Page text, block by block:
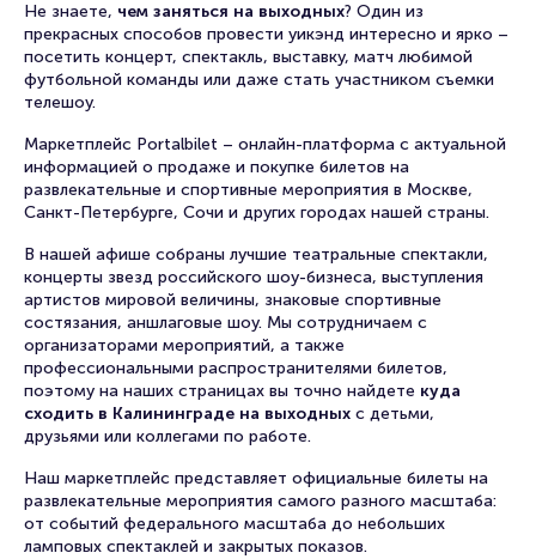
Не знаете, чем заняться на выходных? Один из
прекрасных способов провести уикэнд интересно и ярко –
посетить концерт, спектакль, выставку, матч любимой
футбольной команды или даже стать участником съемки
телешоу.
Маркетплейс Portalbilet – онлайн-платформа с актуальной
информацией о продаже и покупке билетов на
развлекательные и спортивные мероприятия в Москве,
Санкт-Петербурге, Сочи и других городах нашей страны.
В нашей афише собраны лучшие театральные спектакли,
концерты звезд российского шоу-бизнеса, выступления
артистов мировой величины, знаковые спортивные
состязания, аншлаговые шоу. Мы сотрудничаем с
организаторами мероприятий, а также
профессиональными распространителями билетов,
поэтому на наших страницах вы точно найдете куда
сходить в Калининграде на выходных с детьми,
друзьями или коллегами по работе.
Наш маркетплейс представляет официальные билеты на
развлекательные мероприятия самого разного масштаба:
от событий федерального масштаба до небольших
ламповых спектаклей и закрытых показов.